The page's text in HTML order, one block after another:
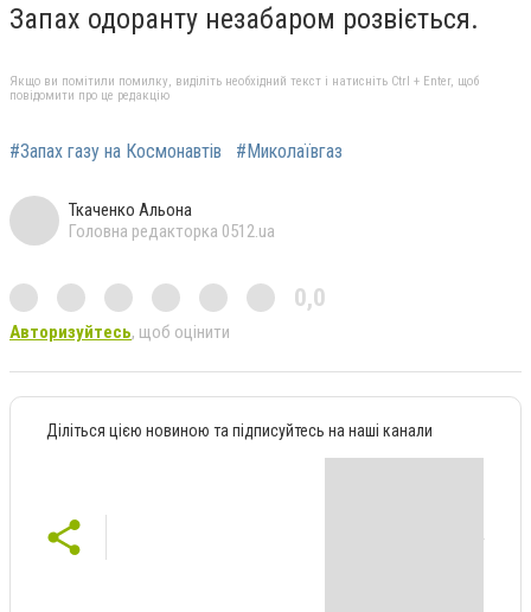
Запах одоранту незабаром розвіється.
Якщо ви помітили помилку, виділіть необхідний текст і натисніть Ctrl + Enter, щоб
повідомити про це редакцію
#Запах газу на Космонавтів #Миколаївгаз
Ткаченко Альона
Головна редакторка 0512.ua
0,0
Авторизуйтесь, щоб оцінити
Діліться цією новиною та підписуйтесь на наші канали